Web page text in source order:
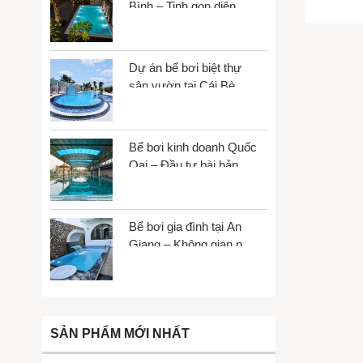
Bình – Tinh gọn diện
Dự án bể bơi biệt thự
sân vườn tại Cái Bè,
Bể bơi kinh doanh Quốc
Oai – Đầu tư bài bản,
Bể bơi gia đình tại An
Giang – Không gian nhỏ,
SẢN PHẨM MỚI NHẤT